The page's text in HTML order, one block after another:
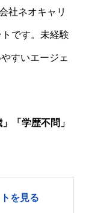
社ネオキャリ
です。未経験
すいエージェ
「学歴不問」
を見る